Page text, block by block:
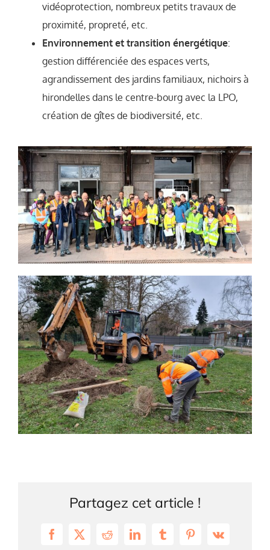
vidéoprotection, nombreux petits travaux de
proximité, propreté, etc.
Environnement et transition énergétique:
gestion différenciée des espaces verts,
agrandissement des jardins familiaux, nichoirs à
hirondelles dans le centre-bourg avec la LPO,
création de gîtes de biodiversité, etc.
Partagez cet article !
Facebook
X RedditLinkedInTumblrPinterest
Vk